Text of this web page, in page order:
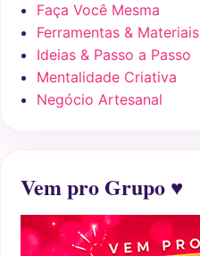
Faça Você Mesma
Ferramentas & Materiais
Ideias & Passo a Passo
Mentalidade Criativa
Negócio Artesanal
Vem pro Grupo ♥